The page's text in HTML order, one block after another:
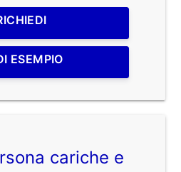
ESEMPIO
cariche e